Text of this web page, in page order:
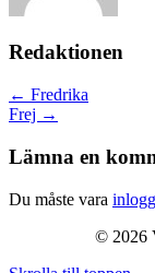
Redaktionen
Posts
navigation
← Fredrika
Frej →
Lämna en
Du måste vara
© 2026